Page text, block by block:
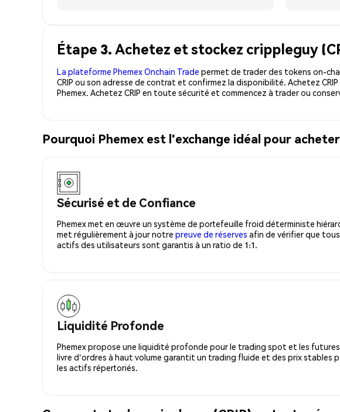
Étape 3. Achetez et stockez crippleguy
La plateforme Phemex Onchain Trade permet de trader des tokens on-
CRIP ou son adresse de contrat et confirmez la disponibilité. Achetez
Phemex. Achetez CRIP en toute sécurité et commencez à trader ou
Pourquoi Phemex est l'exchange idéal pour
Sécurisé et de Confiance
Phemex met en œuvre un système de portefeuille froid déterministe
met régulièrement à jour notre preuve de réserves afin de vérifier que
actifs des utilisateurs sont garantis à un ratio de 1:1.
Liquidité Profonde
Phemex propose une liquidité profonde pour le trading spot et les
livre d'ordres à haut volume garantit un trading fluide et des prix stables
les actifs répertoriés.